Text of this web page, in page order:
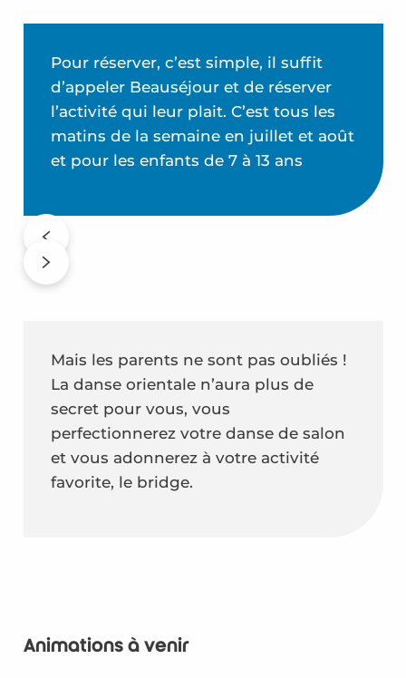
Pour réserver, c’est simple, il suffit
d’appeler Beauséjour et de réserver
l’activité qui leur plait. C’est tous les
matins de la semaine en juillet et août
et pour les enfants de 7 à 13 ans
Mais les parents ne sont pas oubliés !
La danse orientale n’aura plus de
secret pour vous, vous
perfectionnerez votre danse de salon
et vous adonnerez à votre activité
favorite, le bridge.
Animations à venir